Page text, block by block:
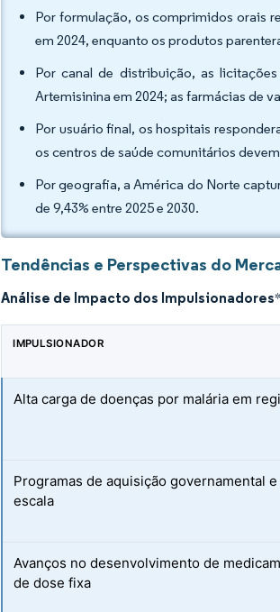
Por formulação, os comprimidos orais
em 2024, enquanto os produtos
Por canal de distribuição, as
Artemisinina em 2024; as farmácias de
Por usuário final, os hospitais
os centros de saúde comunitários
Por geografia, a América do Norte
de 9,43% entre 2025 e 2030.
Tendências e Perspectivas do
Análise de Impacto dos Impulsionadores*
IMPULSIONADOR
Alta carga de doenças por malária em
Programas de aquisição governamental
escala
Avanços no desenvolvimento de
de dose fixa